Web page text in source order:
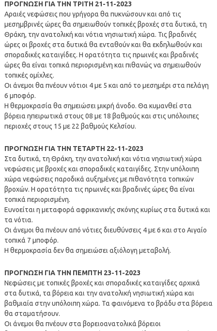
ΠΡΟΓΝΩΣΗ ΓΙΑ ΤΗΝ ΤΡΙΤΗ 21-11-2023
Αραιές νεφώσεις που γρήγορα θα πυκνώσουν και από τις
μεσημβρινές ώρες θα σημειωθούν τοπικές βροχές στα δυτικά, τη
Θράκη, την ανατολική και νότια νησιωτική χώρα. Τις βραδινές
ώρες οι βροχές στα δυτικά θα ενταθούν και θα εκδηλωθούν και
σποραδικές καταιγίδες. Η ορατότητα τις πρωινές και βραδινές
ώρες θα είναι τοπικά περιορισμένη και πιθανώς να σημειωθούν
τοπικές ομίχλες.
Οι άνεμοι θα πνέουν νότιοι 4 με 5 και από το μεσημέρι στα πελάγη
6 μποφόρ.
Η θερμοκρασία θα σημειώσει μικρή άνοδο. Θα κυμανθεί στα
βόρεια ηπειρωτικά στους 08 με 18 βαθμούς και στις υπόλοιπες
περιοχές στους 15 με 22 βαθμούς Κελσίου.
ΠΡΟΓΝΩΣΗ ΓΙΑ ΤΗΝ ΤΕΤΑΡΤΗ 22-11-2023
Στα δυτικά, τη Θράκη, την ανατολική και νότια νησιωτική χώρα
νεφώσεις με βροχές και σποραδικές καταιγίδες. Στην υπόλοιπη
χώρα νεφώσεις παροδικά αυξημένες με πιθανότητα τοπικών
βροχών. Η ορατότητα τις πρωινές και βραδινές ώρες θα είναι
τοπικά περιορισμένη.
Ευνοείται η μεταφορά αφρικανικής σκόνης κυρίως στα δυτικά και
τα νότια.
Οι άνεμοι θα πνέουν από νότιες διευθύνσεις 4 με 6 και στο Αιγαίο
τοπικά 7 μποφόρ.
Η θερμοκρασία δεν θα σημειώσει αξιόλογη μεταβολή.
ΠΡΟΓΝΩΣΗ ΓΙΑ ΤΗΝ ΠΕΜΠΤΗ 23-11-2023
Νεφώσεις με τοπικές βροχές και σποραδικές καταιγίδες αρχικά
στα δυτικά, τα βόρεια και την ανατολική νησιωτική χώρα και
βαθμιαία στην υπόλοιπη χώρα. Τα φαινόμενα το βράδυ στα βόρεια
θα σταματήσουν.
Οι άνεμοι θα πνέουν στα βορειοανατολικά βόρειοι